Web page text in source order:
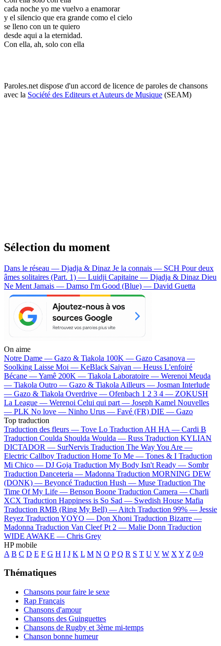
cada noche yo me vuelvo a enamorar
y el silencio que era grande como el cielo
se lleno con un te quiero
desde aqui a la eternidad.
Con ella, ah, solo con ella
Paroles.net dispose d'un accord de licence de paroles de chansons
avec la Société des Editeurs et Auteurs de Musique (SEAM)
Sélection du moment
Dans le réseau — Djadja & Dinaz Je la connais — SCH Pour deux
âmes solitaires (Part. 1) — Luidji Capitaine — Djadja & Dinaz Dieu
Ne Ment Jamais — Damso I'm Good (Blue) — David Guetta
On aime
Notre Dame — Gazo & Tiakola 100K — Gazo Casanova —
Soolking Laisse Moi — KeBlack Saiyan — Heuss L'enfoiré
Bécane —Yamê 200K — Tiakola Laboratoire — Werenoi Meuda
— Tiakola Outro — Gazo & Tiakola Ailleurs — Josman Interlude
— Gazo & Tiakola Overdrive — Ofenbach 1 2 3 4 — ZOKUSH
La League — Werenoi Celui qui part — Joseph Kamel Nouvelles
— PLK No love — Ninho Urus — Favé (FR) DIE — Gazo
Top traduction
Traduction des fleurs — Tove Lo Traduction AH HA — Cardi B
Traduction Coulda Shoulda Woulda — Russ Traduction KYLIAN
DICTADOR — SurNervis Traduction The Way You Are —
Electric Callboy Traduction Home To Me — Tones & I Traduction
Mi Chico — DJ Goja Traduction My Body Isn't Ready — Sombr
Traduction Danceteria — Madonna Traduction MORNING DEW
(DONK) — Beyoncé Traduction Hush — Muse Traduction The
Time Of My Life — Benson Boone Traduction Camera — Charli
XCX Traduction Happiness is So Sad — Swedish House Mafia
Traduction RMB (Ring My Bell) — Aitch Traduction 99% — Jessie
Reyez Traduction YOYO — Don Xhoni Traduction Bizarre —
Madonna Traduction Van Cleef Pt 2 — Malie Donn Traduction
WIDE AWAKE — Chris Grey
HP mobile
A B C D E F G H I J K L M N O P Q R S T U V W X Y Z 0-9
Thématiques
Chansons pour faire le sexe
Rap Français
Chansons d'amour
Chansons des Guinguettes
Chansons de Rugby et 3ème mi-temps
Chanson bonne humeur